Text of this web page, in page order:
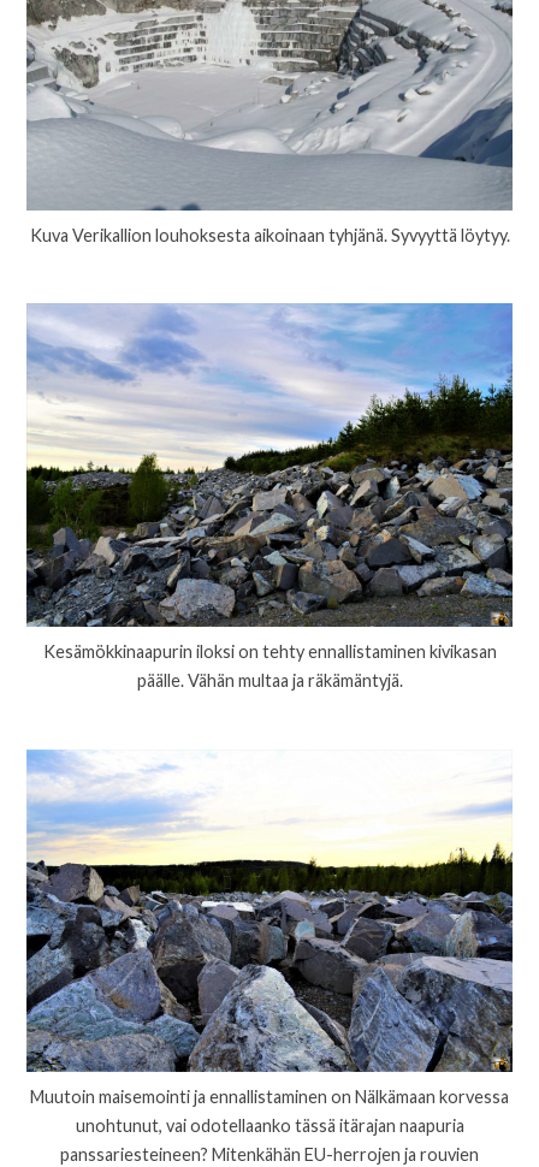
Kuva Verikallion louhoksesta aikoinaan tyhjänä. Syvyyttä löytyy.
Kesämökkinaapurin iloksi on tehty ennallistaminen kivikasan
päälle. Vähän multaa ja räkämäntyjä.
Muutoin maisemointi ja ennallistaminen on Nälkämaan korvessa
unohtunut, vai odotellaanko tässä itärajan naapuria
panssariesteineen? Mitenkähän EU-herrojen ja rouvien